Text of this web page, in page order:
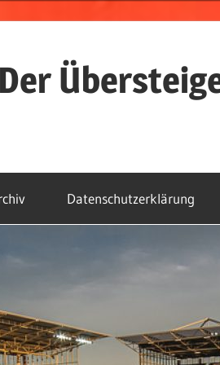
Der
Datenschutzerklärung